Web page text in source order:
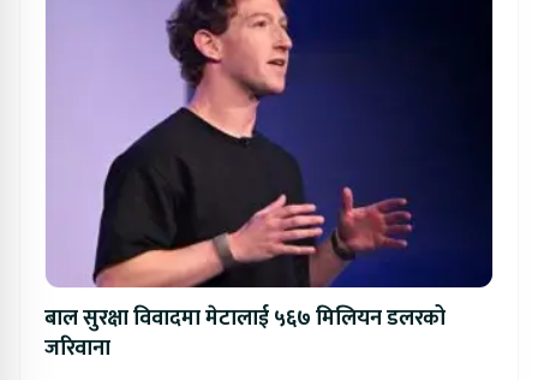
बाल सुरक्षा विवादमा मेटालाई ५६७ मिलियन डलरको
जरिवाना